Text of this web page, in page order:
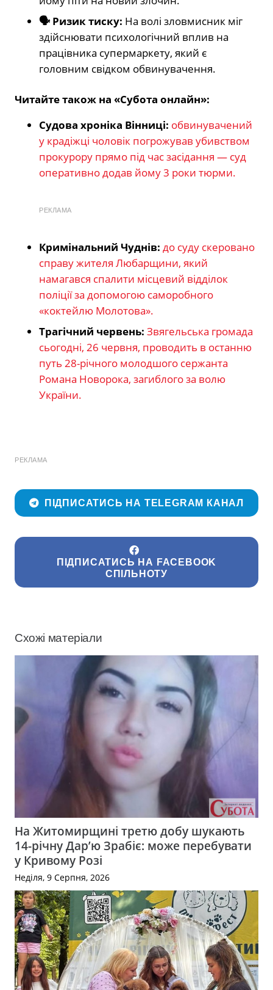
🗣️ Ризик тиску: На волі зловмисник міг
здійснювати психологічний вплив на
працівника супермаркету, який є
головним свідком обвинувачення.
Читайте також на «Субота онлайн»:
Судова хроніка Вінниці: обвинувачений
у крадіжці чоловік погрожував убивством
прокурору прямо під час засідання — суд
оперативно додав йому 3 роки тюрми.
РЕКЛАМА
Кримінальний Чуднів: до суду скеровано
справу жителя Любарщини, який
намагався спалити місцевий відділок
поліції за допомогою саморобного
«коктейлю Молотова».
Трагічний червень: Звягельська громада
сьогодні, 26 червня, проводить в останню
путь 28-річного молодшого сержанта
Романа Новорока, загиблого за волю
України.
РЕКЛАМА
ПІДПИСАТИСЬ НА TELEGRAM КАНАЛ
ПІДПИСАТИСЬ НА FACEBOOK
СПІЛЬНОТУ
Схожі матеріали
На Житомирщині третю добу шукають
14-річну Дар’ю Зрабіє: може перебувати
у Кривому Розі
Неділя, 9 Серпня, 2026